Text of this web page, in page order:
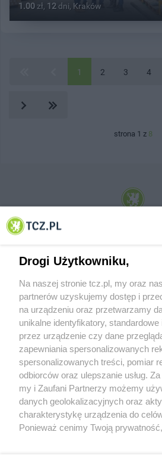
1.00 zł, 12 dni, Kraków
1 2 3 4
strona 1 z 8
© 2001-2026 Tczew - TCZ.PL Sp. z o.o.
O FIRMIE POLITYKA
REKLAMA WSPÓŁPRACA RSS
Nasze
Aktualności
Tcz24
Drogi Użytkowniku,
Na naszej stronie tcz.pl, my oraz
partnerów uzyskujemy dostęp i
na urządzeniu oraz przetwarzamy
unikalne identyfikatory, standardowe
przez urządzenie czy dane
zapewniania spersonalizowanych
spersonalizowanych treści, pomiar
odbiorców oraz ulepszanie usług.
my i Zaufani Partnerzy możemy
danych geolokalizacyjnych oraz
charakterystykę urządzenia do
Ponieważ cenimy Twoją